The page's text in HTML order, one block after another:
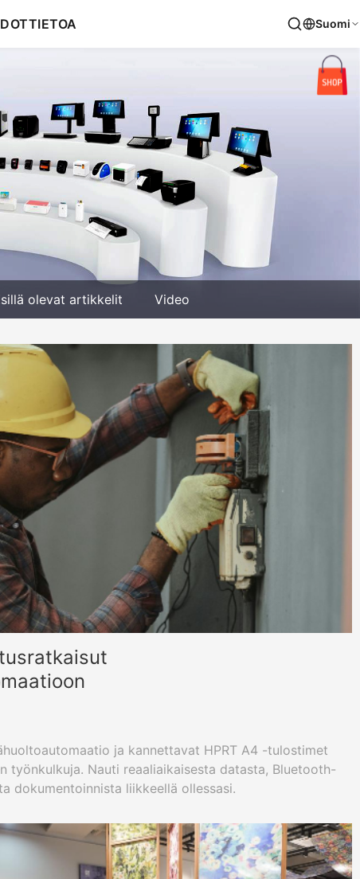
TIETOA Suomi
olevat artikkelit Video
ja kannettavat HPRT A4 -tulostimet
työnkulkuja. Nauti reaaliaikaisesta datasta, Bluetooth-
dokumentoinnista liikkeellä ollessasi.